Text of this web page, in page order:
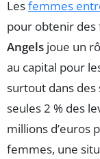
Lesfemmes
pour obtenir des
Angels joue un
au capital pour
surtout dans des
seules 2 % des
millions d’euros
femmes, une